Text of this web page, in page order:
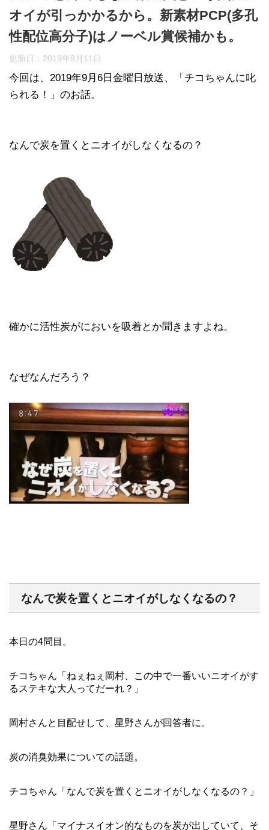
オイが引っかかるから。新素材PCP(多孔
性配位高分子)はノーベル賞候補かも。
更新日： 2019年9月11日
今回は、2019年9月6日金曜日放送、「チコちゃんに叱
られる！」のお話。
なんで炭を置くとニオイがしなくなるの？
確かに活性炭がにおいを吸着とか聞きますよね。
なぜなんだろう？
なんで炭を置くとニオイがしなくなるの？
本日の4問目。
チコちゃん「ねぇねぇ岡村、この中で一番いいニオイがす
るステキな大人ってだーれ？」
岡村さんと目配せして、星野さんが回答者に。
炭の消臭効果についての話題。
チコちゃん「なんで炭を置くとニオイがしなくなるの？」
星野さん「マイナスイオン的なものを炭が出していて、そ